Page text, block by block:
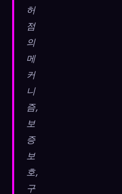
허
점
의
메
커
니
즘,
보
증
보
호,
구